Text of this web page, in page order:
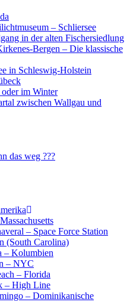
– Schliersee
in der alten Fischersiedlung
Bergen – Die klassische
in Schleswig-Holstein
im Winter
zwischen Wallgau und
das weg ???
– Space Force Station
(South Carolina)
– Kolumbien
– NYC
– Florida
– High Line
– Dominikanische